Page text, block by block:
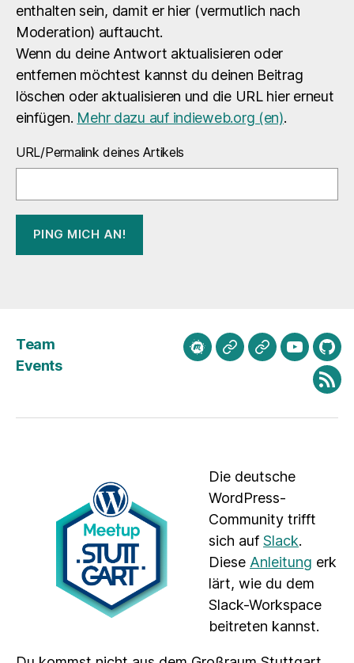
enthalten sein, damit er hier (vermutlich nach
Moderation) auftaucht.
Wenn du deine Antwort aktualisieren oder
entfernen möchtest kannst du deinen Beitrag
löschen oder aktualisieren und die URL hier erneut
einfügen. Mehr dazu auf indieweb.org (en).
URL/Permalink deines Artikels
Team
Events
meetup.com
Mastodon
BlueskyYoutube
Die deutsche
WordPress-
Community trifft
sich auf Slack.
Diese Anleitung erk
lärt, wie du dem
Slack-Workspace
beitreten kannst.